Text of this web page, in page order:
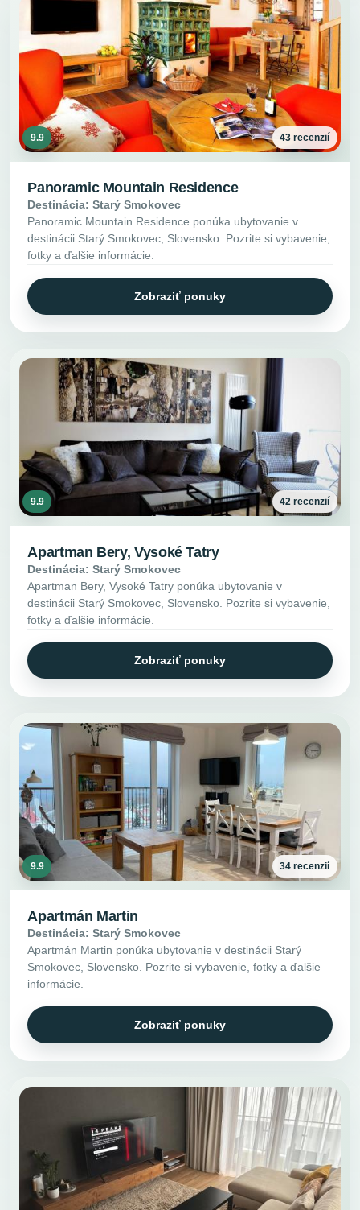
9.9 43 recenzií
Panoramic Mountain Residence
Destinácia: Starý Smokovec
Panoramic Mountain Residence ponúka ubytovanie v
destinácii Starý Smokovec, Slovensko. Pozrite si vybavenie,
fotky a ďalšie informácie.
Zobraziť ponuky
9.9 42 recenzií
Apartman Bery, Vysoké Tatry
Destinácia: Starý Smokovec
Apartman Bery, Vysoké Tatry ponúka ubytovanie v
destinácii Starý Smokovec, Slovensko. Pozrite si vybavenie,
fotky a ďalšie informácie.
Zobraziť ponuky
9.9 34 recenzií
Apartmán Martin
Destinácia: Starý Smokovec
Apartmán Martin ponúka ubytovanie v destinácii Starý
Smokovec, Slovensko. Pozrite si vybavenie, fotky a ďalšie
informácie.
Zobraziť ponuky